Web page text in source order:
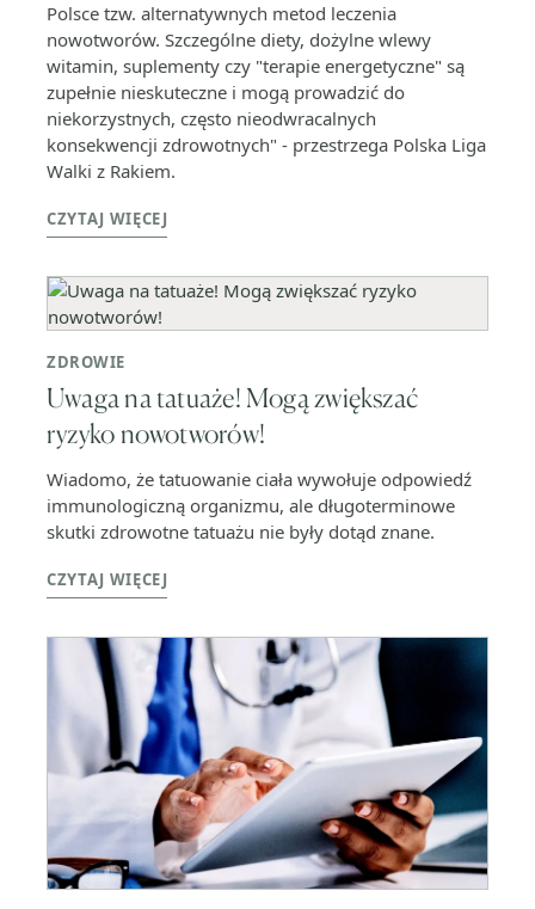
Polsce tzw. alternatywnych metod leczenia
nowotworów. Szczególne diety, dożylne wlewy
witamin, suplementy czy "terapie energetyczne" są
zupełnie nieskuteczne i mogą prowadzić do
niekorzystnych, często nieodwracalnych
konsekwencji zdrowotnych" - przestrzega Polska Liga
Walki z Rakiem.
CZYTAJ WIĘCEJ
ZDROWIE
Uwaga na tatuaże! Mogą zwiększać
ryzyko nowotworów!
Wiadomo, że tatuowanie ciała wywołuje odpowiedź
immunologiczną organizmu, ale długoterminowe
skutki zdrowotne tatuażu nie były dotąd znane.
CZYTAJ WIĘCEJ